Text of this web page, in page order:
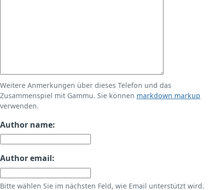
Weitere Anmerkungen über dieses Telefon und das
Zusammenspiel mit Gammu. Sie können markdown markup
verwenden.
Author name:
Author email:
Bitte wählen Sie im nächsten Feld, wie Email unterstützt wird.